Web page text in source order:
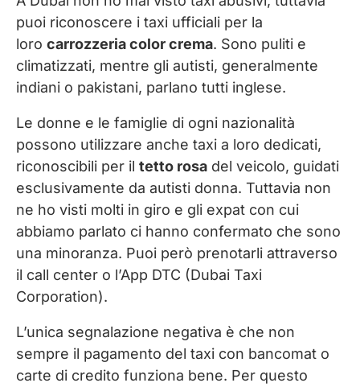
puoi riconoscere i taxi ufficiali per la
loro carrozzeria color crema. Sono puliti e
climatizzati, mentre gli autisti, generalmente
indiani o pakistani, parlano tutti inglese.
Le donne e le famiglie di ogni nazionalità
possono utilizzare anche taxi a loro dedicati,
riconoscibili per il tetto rosa del veicolo, guidati
esclusivamente da autisti donna. Tuttavia non
ne ho visti molti in giro e gli expat con cui
abbiamo parlato ci hanno confermato che sono
una minoranza. Puoi però prenotarli attraverso
il call center o l’App DTC (Dubai Taxi
Corporation).
L’unica segnalazione negativa è che non
sempre il pagamento del taxi con bancomat o
carte di credito funziona bene. Per questo